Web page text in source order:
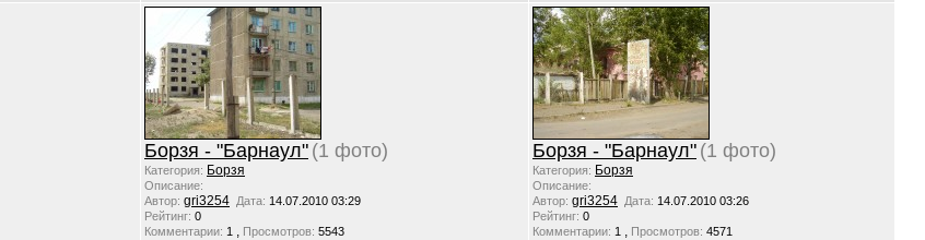
Борзя - "Барнаул" (1 фото)
Категория: Борзя
Описание:
Автор: gri3254 Дата: 14.07.2010 03:29
Рейтинг: 0
Комментарии: 1 , Просмотров: 5543
Борзя - "Барнаул" (1 фото)
Категория: Борзя
Описание:
Автор: gri3254 Дата: 14.07.2010 03:26
Рейтинг: 0
Комментарии: 1 , Просмотров: 4571